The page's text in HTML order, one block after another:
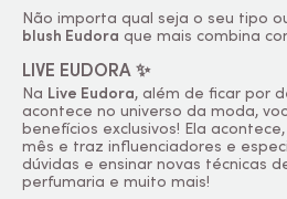
Não importa qual seja o seu tipo
blush Eudora que mais combina
LIVE EUDORA ✨
Na Live Eudora, além de ficar por
acontece no universo da moda,
benefícios exclusivos! Ela
mês e traz influenciadores e
dúvidas e ensinar novas técnicas
perfumaria e muito mais!